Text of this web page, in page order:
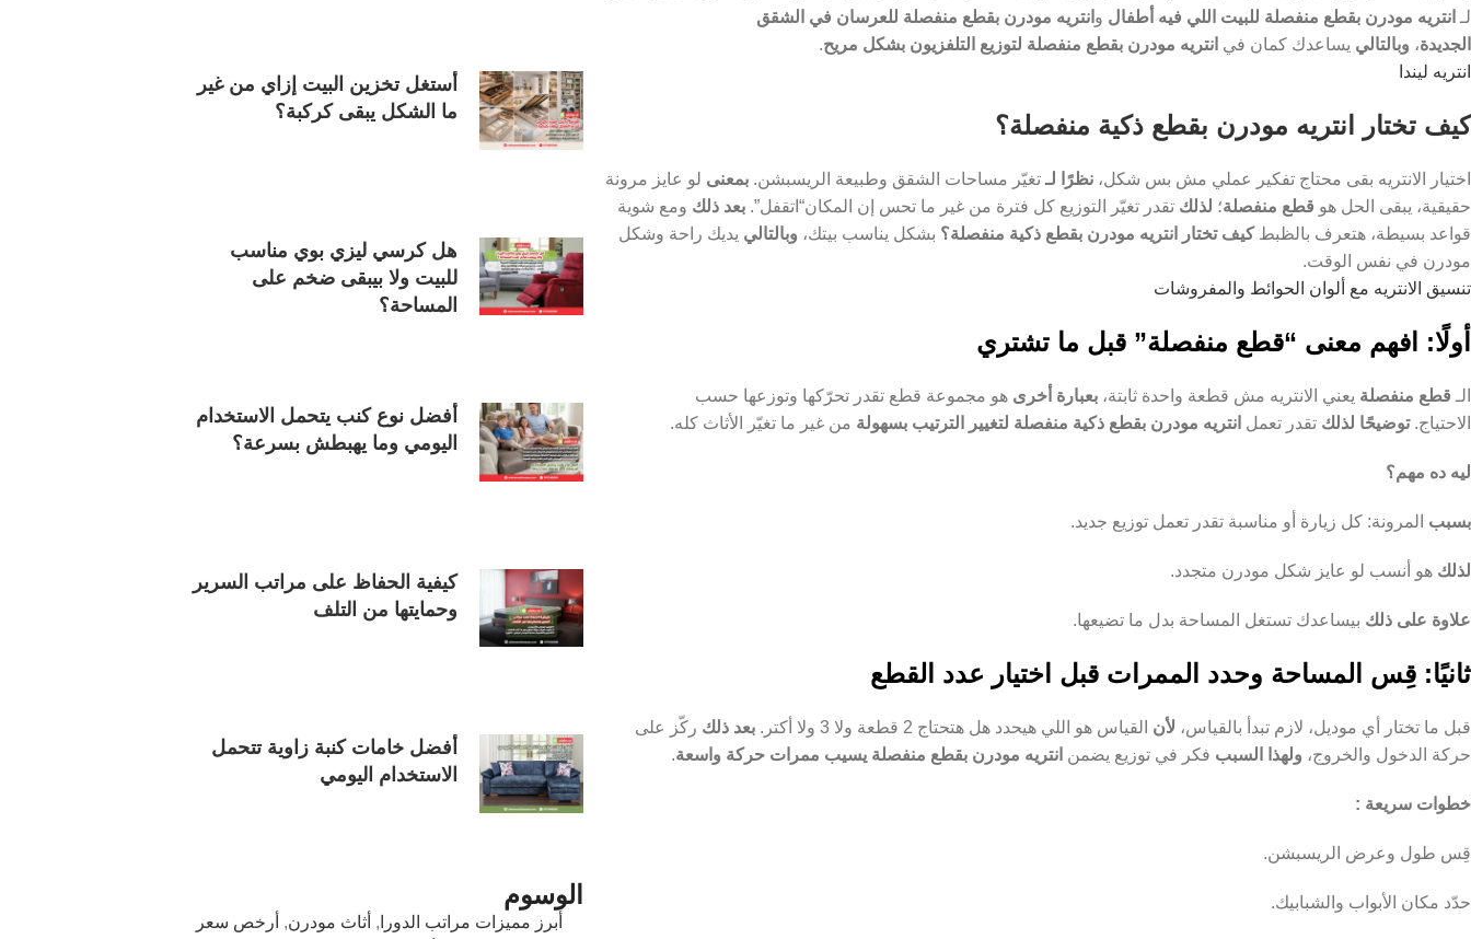
لـ انتريه مودرن بقطع منفصلة للبيت اللي فيه أطفال و انتريه مودرن بقطع منفصلة للعرسان في الشقق
الجديدة، وبالتالي يساعدك كمان في انتريه مودرن بقطع منفصلة لتوزيع التلفزيون بشكل مريح.
انتريه ليندا
كيف تختار انتريه مودرن بقطع ذكية منفصلة؟
اختيار الانتريه بقى محتاج تفكير عملي مش بس شكل، نظرًا لـ تغيّر مساحات الشقق وطبيعة الريسبشن. بمعنى لو عايز مرونة
حقيقية، يبقى الحل هو قطع منفصلة؛ لذلك تقدر تغيّر التوزيع كل فترة من غير ما تحس إن المكان“اتقفل”. بعد ذلك ومع شوية
قواعد بسيطة، هتعرف بالظبطكيف تختار انتريه مودرن بقطع ذكية منفصلة؟ بشكل يناسب بيتك، وبالتالي يديك راحة وشكل
مودرن في نفس الوقت.
تنسيق الانتريه مع ألوان الحوائط والمفروشات
أولًا: افهم معنى “قطع منفصلة” قبل ما تشتري
الـ قطع منفصلة يعني الانتريه مش قطعة واحدة ثابتة، بعبارة أخرى هو مجموعة قطع تقدر تحرّكها وتوزعها حسب
الاحتياج.توضيحًا لذلك تقدر تعمل انتريه مودرن بقطع ذكية منفصلة لتغيير الترتيب بسهولة من غير ما تغيّر الأثاث كله.
ليه ده مهم؟
بسبب المرونة: كل زيارة أو مناسبة تقدر تعمل توزيع جديد.
لذلك هو أنسب لو عايز شكل مودرن متجدد.
علاوة على ذلك بيساعدك تستغل المساحة بدل ما تضيعها.
ثانيًا: قِس المساحة وحدد الممرات قبل اختيار عدد القطع
قبل ما تختار أي موديل، لازم تبدأ بالقياس، لأن القياس هو اللي هيحدد هل هتحتاج 2 قطعة ولا 3 ولا أكتر. بعد ذلك ركّز على
حركة الدخول والخروج، ولهذا السبب فكر في توزيع يضمن انتريه مودرن بقطع منفصلة يسيب ممرات حركة واسعة.
خطوات سريعة :
قِس طول وعرض الريسبشن.
حدّد مكان الأبواب والشبابيك.
أستغل تخزين البيت إزاي من غير
ما الشكل يبقى كركبة؟
هل كرسي ليزي بوي مناسب
للبيت ولا بيبقى ضخم على
المساحة؟
أفضل نوع كنب يتحمل الاستخدام
اليومي وما يهبطش بسرعة؟
كيفية الحفاظ على مراتب السرير
وحمايتها من التلف
أفضل خامات كنبة زاوية تتحمل
الاستخدام اليومي
الوسوم
أبرز مميزات مراتب الدورا , أثاث مودرن, أرخص سعر